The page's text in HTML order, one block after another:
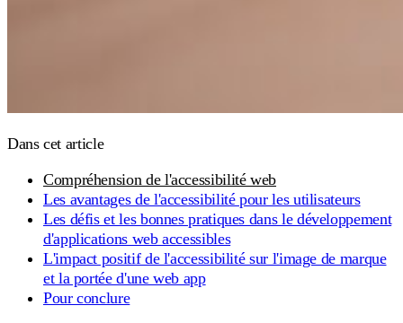
Dans cet article
Compréhension de l'accessibilité web
Les avantages de l'accessibilité pour les utilisateurs
Les défis et les bonnes pratiques dans le développement
d'applications web accessibles
L'impact positif de l'accessibilité sur l'image de marque
et la portée d'une web app
Pour conclure